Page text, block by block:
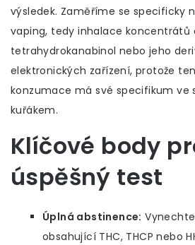
výsledek. Zaměříme se specificky
vaping, tedyinhalace koncentrátů
tetrahydrokanabinol nebo jeho
elektronických zařízení, protože
konzumace má své specifikum ve
kuřákem.
Klíčové body
úspěšný test
Úplná abstinence:
obsahující THC, THCP nebo